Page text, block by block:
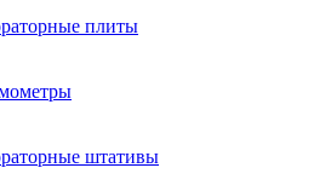
плиты
штативы